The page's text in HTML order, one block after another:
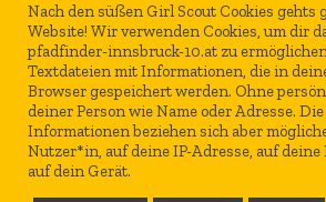
Nach den süßen Girl Scout Cookies gehts
Website! Wir verwenden Cookies, um dir
pfadfinder-innsbruck-10.at zu
Textdateien mit Informationen, die in
Browser gespeichert werden. Ohne
deiner Person wie Name oder Adresse.
Informationen beziehen sich aber
Nutzer*in, auf deine IP-Adresse, auf
auf dein Gerät.